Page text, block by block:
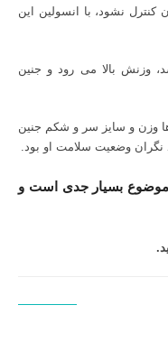
کنترل نشود، با انسولین این
وزنش بالا می رود و جنین
وزن و سایز سر و شکم جنین
نگران وضعیت سلامت او بود.
موضوع بسیار جدی است و